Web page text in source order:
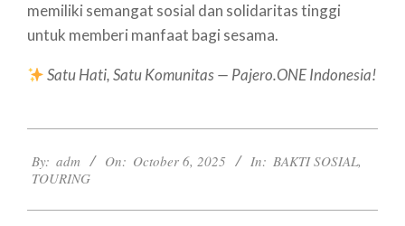
memiliki semangat sosial dan solidaritas tinggi
untuk memberi manfaat bagi sesama.
Satu Hati, Satu Komunitas — Pajero.ONE Indonesia!
10-
06
By: adm On: October 6, 2025 In: BAKTI SOSIAL,
TOURING